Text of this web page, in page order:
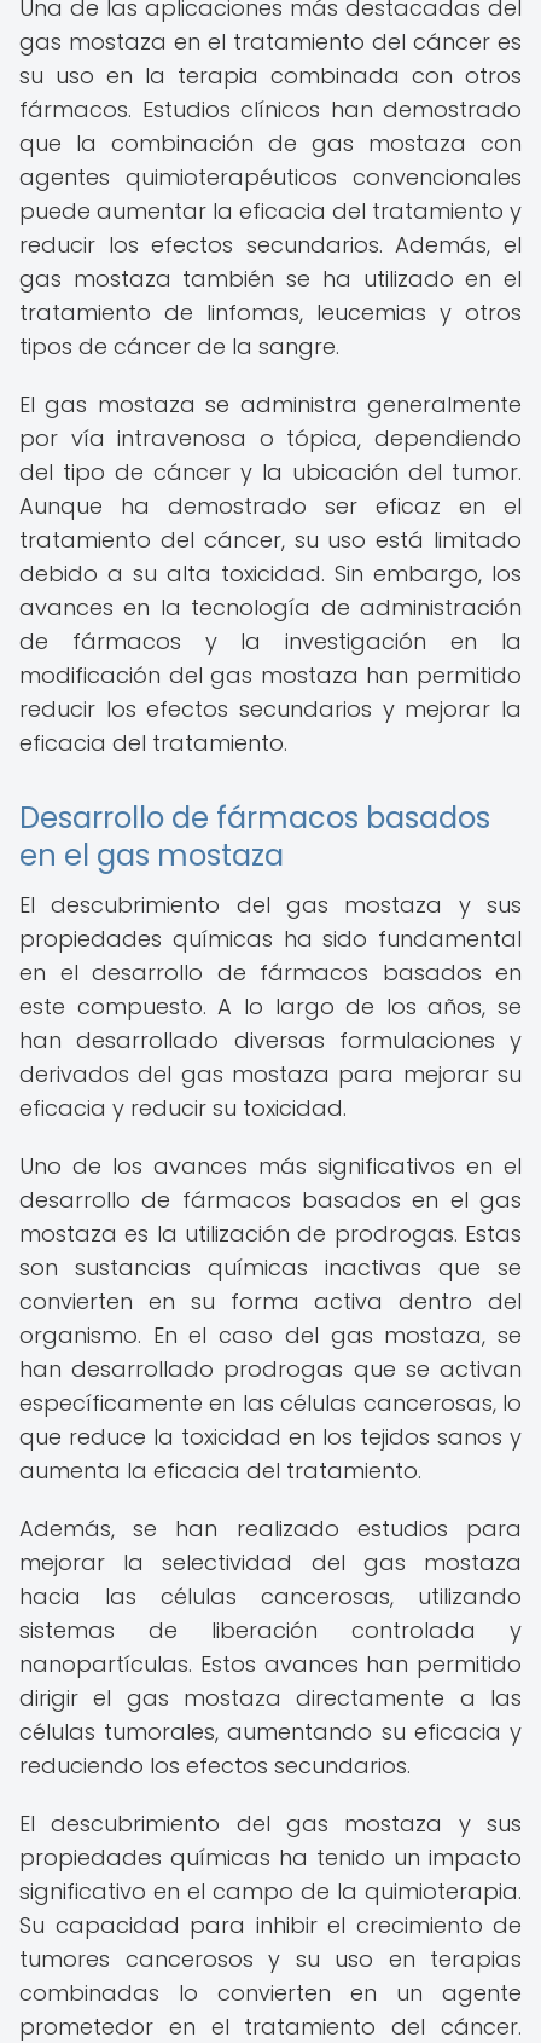
Una de las aplicaciones más destacadas del
gas mostaza en el tratamiento del cáncer es
su uso en la terapia combinada con otros
fármacos. Estudios clínicos han demostrado
que la combinación de gas mostaza con
agentes quimioterapéuticos convencionales
puede aumentar la eficacia del tratamiento y
reducir los efectos secundarios. Además, el
gas mostaza también se ha utilizado en el
tratamiento de linfomas, leucemias y otros
tipos de cáncer de la sangre.
El gas mostaza se administra generalmente
por vía intravenosa o tópica, dependiendo
del tipo de cáncer y la ubicación del tumor.
Aunque ha demostrado ser eficaz en el
tratamiento del cáncer, su uso está limitado
debido a su alta toxicidad. Sin embargo, los
avances en la tecnología de administración
de fármacos y la investigación en la
modificación del gas mostaza han permitido
reducir los efectos secundarios y mejorar la
eficacia del tratamiento.
Desarrollo de fármacos basados
en el gas mostaza
El descubrimiento del gas mostaza y sus
propiedades químicas ha sido fundamental
en el desarrollo de fármacos basados en
este compuesto. A lo largo de los años, se
han desarrollado diversas formulaciones y
derivados del gas mostaza para mejorar su
eficacia y reducir su toxicidad.
Uno de los avances más significativos en el
desarrollo de fármacos basados en el gas
mostaza es la utilización de prodrogas. Estas
son sustancias químicas inactivas que se
convierten en su forma activa dentro del
organismo. En el caso del gas mostaza, se
han desarrollado prodrogas que se activan
específicamente en las células cancerosas, lo
que reduce la toxicidad en los tejidos sanos y
aumenta la eficacia del tratamiento.
Además, se han realizado estudios para
mejorar la selectividad del gas mostaza
hacia las células cancerosas, utilizando
sistemas de liberación controlada y
nanopartículas. Estos avances han permitido
dirigir el gas mostaza directamente a las
células tumorales, aumentando su eficacia y
reduciendo los efectos secundarios.
El descubrimiento del gas mostaza y sus
propiedades químicas ha tenido un impacto
significativo en el campo de la quimioterapia.
Su capacidad para inhibir el crecimiento de
tumores cancerosos y su uso en terapias
combinadas lo convierten en un agente
prometedor en el tratamiento del cáncer.